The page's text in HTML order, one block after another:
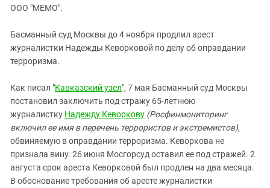
Нагорный Карабах
Ростовская область
Северная Осетия - Алания
Ставропольский край
Чечня
Южная Осетия
Южный Кавказ
ЮФО
ООО "МЕМО".
Басманный суд Москвы до 4 ноября продлил арест
журналистки Надежды Кеворковой по делу об оправдании
терроризма.
Как писал "Кавказский узел", 7 мая Басманный суд Москвы
постановил заключить под стражу 65-летнюю
журналистку Надежду Кеворкову (Росфинмониторинг
включил ее имя в перечень террористов и экстремистов),
обвиняемую в оправдании терроризма. Кеворкова не
признала вину. 26 июня Мосгорсуд оставил ее под стражей. 2
августа срок ареста Кеворковой был продлен на два месяца.
В обоснование требования об аресте журналистки